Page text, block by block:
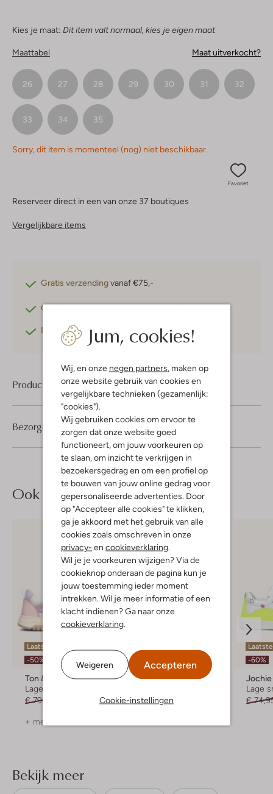
Jum, cookies!
Wij, en onze negen partners, maken op
onze website gebruik van cookies en
vergelijkbare technieken (gezamenlijk:
"cookies").
Wij gebruiken cookies om ervoor te
zorgen dat onze website goed
functioneert, om jouw voorkeuren op
te slaan, om inzicht te verkrijgen in
bezoekersgedrag en om een profiel op
te bouwen van jouw online gedrag voor
gepersonaliseerde advertenties. Door
op "Accepteer alle cookies" te klikken,
ga je akkoord met het gebruik van alle
cookies zoals omschreven in onze
privacy- en cookieverklaring.
Wil je je voorkeuren wijzigen? Via de
cookieknop onderaan de pagina kun je
jouw toestemming ieder moment
intrekken. Wil je meer informatie of een
klacht indienen? Ga naar onze
cookieverklaring.
Weigeren Accepteren
Cookie-instellingen
Kies je maat: Dit item valt normaal, kies je eigen maat
Maattabel Maat uitverkocht?
26 27 28 29 30 31 32
33 34 35
Sorry, dit item is momenteel (nog) niet beschikbaar.
Favoriet
Reserveer direct in een van onze 37 boutiques
Vergelijkbare items
Gratis verzendingvanaf €75,-
Gratis retournerenbinnen 30 dagen*
Betaal achteraf
Product informatie
Bezorgen & retourneren
Ook iets voor jou?
Laatste item
-50%
Ton & Ton
Lage sneakers
€ 79,95
+ meer kleuren
-40%
Ton & Ton
€ 79,99 € 47,99
-60%
Jochie
Lage
€
Bekijk meer